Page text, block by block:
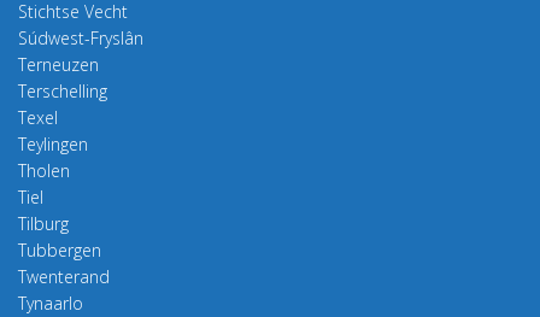
Stichtse Vecht
Súdwest-Fryslân
Terneuzen
Terschelling
Texel
Teylingen
Tholen
Tiel
Tilburg
Tubbergen
Twenterand
Tynaarlo